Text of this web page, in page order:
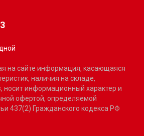
на сайте информация, касающаяся
наличия на складе,
носит информационный характер и
офертой, определяемой
437(2) Гражданского кодекса РФ